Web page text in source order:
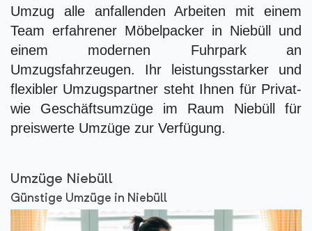
Umzug alle anfallenden Arbeiten mit einem
Team erfahrener Möbelpacker in Niebüll und
einem modernen Fuhrpark an
Umzugsfahrzeugen. Ihr leistungsstarker und
flexibler Umzugspartner steht Ihnen für Privat-
wie Geschäftsumzüge im Raum Niebüll für
preiswerte Umzüge zur Verfügung.
Umzüge Niebüll
Günstige Umzüge in Niebüll